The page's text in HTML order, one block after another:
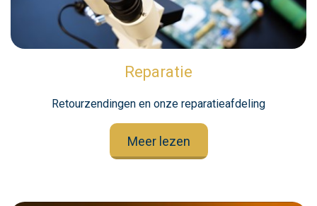
Reparatie
Retourzendingen en onze reparatieafdeling
Meer lezen